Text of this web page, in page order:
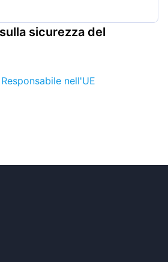
sicurezza del
nell'UE